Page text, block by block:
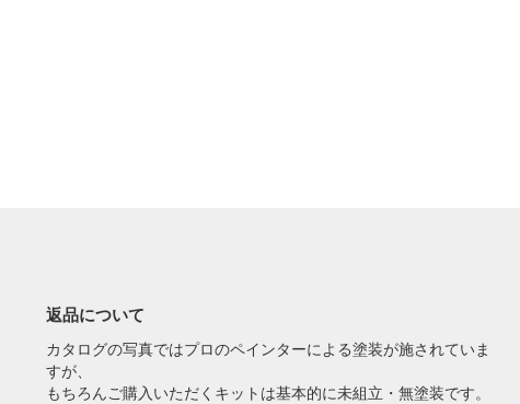
返品について
カタログの写真ではプロのペインターによる塗装が施されていま
すが、
もちろんご購入いただくキットは基本的に未組立・無塗装です。